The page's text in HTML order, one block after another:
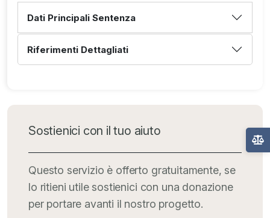
Dati Principali Sentenza
Riferimenti Dettagliati
Sostienici con il tuo aiuto
Questo servizio è offerto gratuitamente, se
lo ritieni utile sostienici con una donazione
per portare avanti il nostro progetto.